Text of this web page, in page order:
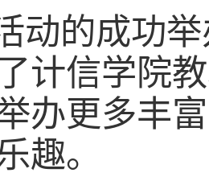
动的成功
计信学院
办更多丰
趣。